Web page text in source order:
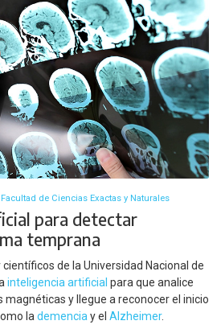
de Ciencias Exactas y Naturales
para detectar
temprana
de la Universidad Nacional de
inteligencia artificial para que analice
y llegue a reconocer el inicio
lademenciay el Alzheimer.